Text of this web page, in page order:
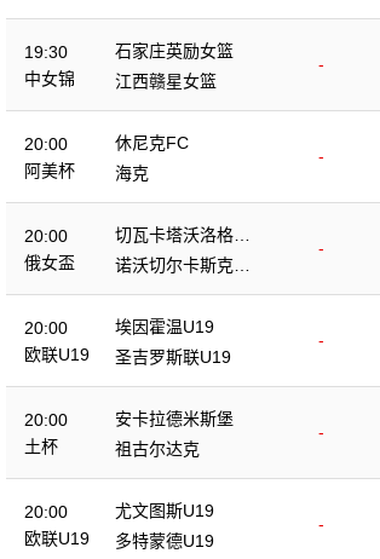
19:30
中女锦
石家庄英励女篮
-
江西赣星女篮
20:00
阿美杯
休尼克FC
-
海克
20:00
俄女盃
切瓦卡塔沃洛格达
女篮
-
诺沃切尔卡斯克女
篮
20:00
欧联U19
埃因霍温U19
-
圣吉罗斯联U19
20:00
土杯
安卡拉德米斯堡
-
祖古尔达克
20:00
欧联U19
尤文图斯U19
-
多特蒙德U19